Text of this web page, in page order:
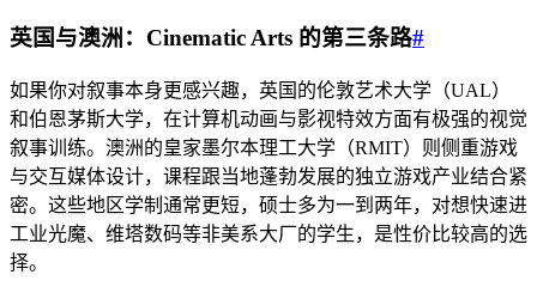
英国与澳洲：Cinematic Arts 的第三条路#
如果你对叙事本身更感兴趣，英国的伦敦艺术大学（UAL）
和伯恩茅斯大学，在计算机动画与影视特效方面有极强的视觉
叙事训练。澳洲的皇家墨尔本理工大学（RMIT）则侧重游戏
与交互媒体设计，课程跟当地蓬勃发展的独立游戏产业结合紧
密。这些地区学制通常更短，硕士多为一到两年，对想快速进
工业光魔、维塔数码等非美系大厂的学生，是性价比较高的选
择。